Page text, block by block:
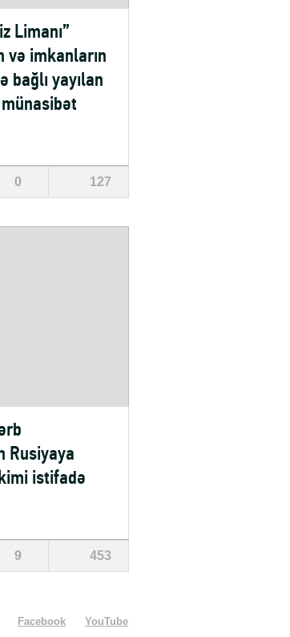
Limanı”
və imkanların
bağlı yayılan
0 127
Rusiyaya
istifadə
9 453
Facebook YouTube